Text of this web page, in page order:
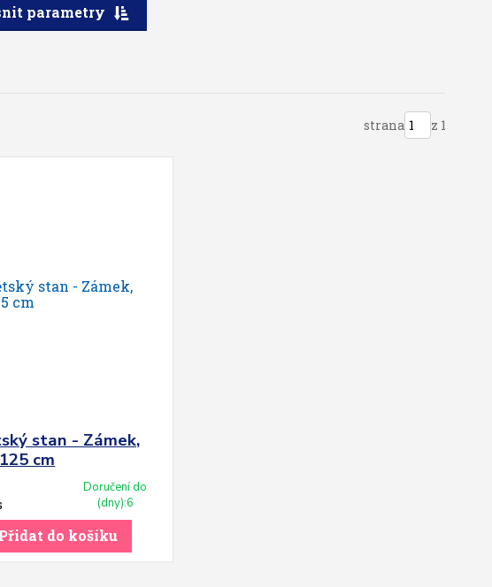
parametry
strana z 1
stan - Zámek,
cm
Doručení do
(dny):6
Přidat do košíku